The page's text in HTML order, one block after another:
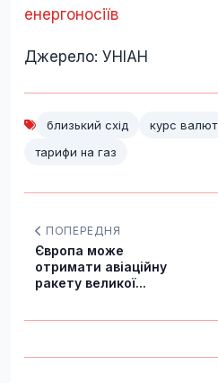
енергоносіїв
Джерело: УНІАН
близький схід курс валют
тарифи на газ
ПОПЕРЕДНЯ
Європа може
отримати авіаційну
ракету великої...